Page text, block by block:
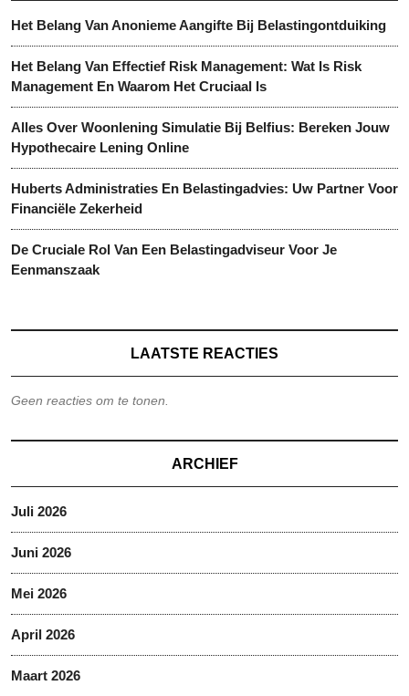
Het Belang Van Anonieme Aangifte Bij Belastingontduiking
Het Belang Van Effectief Risk Management: Wat Is Risk
Management En Waarom Het Cruciaal Is
Alles Over Woonlening Simulatie Bij Belfius: Bereken Jouw
Hypothecaire Lening Online
Huberts Administraties En Belastingadvies: Uw Partner Voor
Financiële Zekerheid
De Cruciale Rol Van Een Belastingadviseur Voor Je
Eenmanszaak
LAATSTE REACTIES
Geen reacties om te tonen.
ARCHIEF
Juli 2026
Juni 2026
Mei 2026
April 2026
Maart 2026